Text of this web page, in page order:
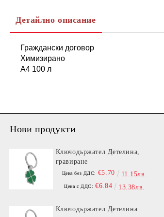
Детайлно описание
Граждански договор
Химизирано
А4 100 л
Нови продукти
Ключодържател Детелина,
гравиране
Цена без ДДС: €5.70 11.15лв.
Цена с ДДС: €6.84 13.38лв.
Ключодържател Детелина